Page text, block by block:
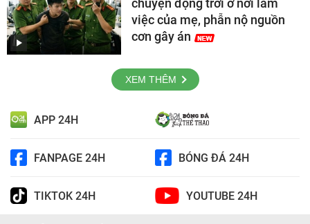
chuyện động trời ở nơi làm
việc của mẹ, phẫn nộ nguồn
cơn gây án
XEM THÊM
APP 24H
FANPAGE 24H BÓNG ĐÁ 24H
TIKTOK 24H YOUTUBE 24H